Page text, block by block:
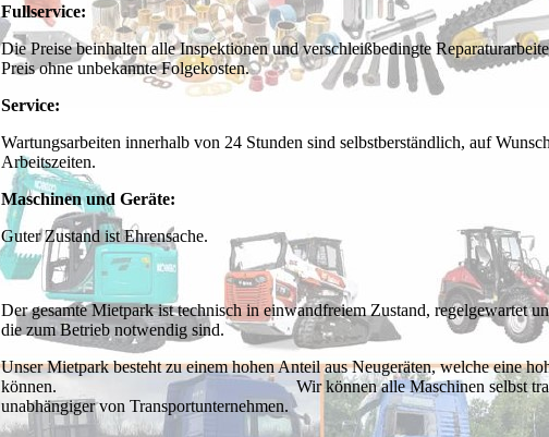
Fullservice:
Die Preise beinhalten alle Inspektionen und verschleißbedingte
Preis ohne unbekannte Folgekosten.
Service:
Wartungsarbeiten innerhalb von 24 Stunden sind selbstberständlich, auf
Arbeitszeiten.
Maschinen und Geräte:
Guter Zustand ist Ehrensache.
Der gesamte Mietpark ist technisch in einwandfreiem Zustand, regelgewartet
die zum Betrieb notwendig sind.
Unser Mietpark besteht zu einem hohen Anteil aus Neugeräten, welche eine
können. Wir können alle Maschinen selbst
unabhängiger von Transportunternehmen.